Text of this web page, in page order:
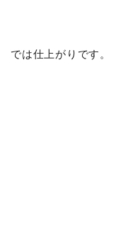
では仕上がりです。